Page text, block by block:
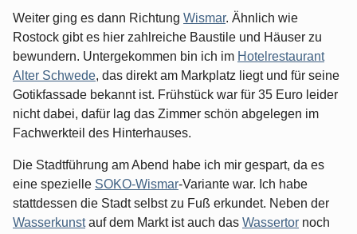
Weiter ging es dann Richtung Wismar. Ähnlich wie
Rostock gibt es hier zahlreiche Baustile und Häuser zu
bewundern. Untergekommen bin ich im Hotelrestaurant
Alter Schwede, das direkt am Markplatz liegt und für seine
Gotikfassade bekannt ist. Frühstück war für 35 Euro leider
nicht dabei, dafür lag das Zimmer schön abgelegen im
Fachwerkteil des Hinterhauses.
Die Stadtführung am Abend habe ich mir gespart, da es
eine spezielle SOKO-Wismar-Variante war. Ich habe
stattdessen die Stadt selbst zu Fuß erkundet. Neben der
Wasserkunstauf dem Markt ist auch das Wassertor noch